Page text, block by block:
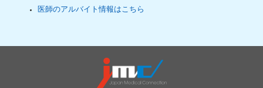
医師のアルバイト情報はこちら